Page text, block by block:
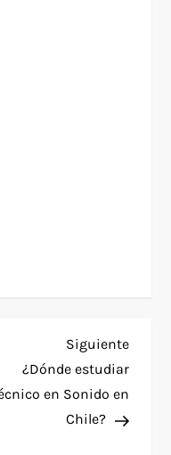
Siguiente
¿Dónde estudiar
en Sonido en
Chile?